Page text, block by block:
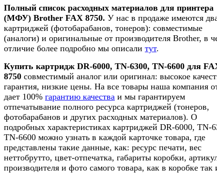
Полный список расходных материалов для принтера
(МФУ) Brother FAX 8750. У нас в продаже имеются
картриджей (фотобарабанов, тонеров): совместимые
(аналоги) и оригинальные от производителя Brother, в
отличие более подробно мы описали тут.
Купить картридж DR-6000, TN-6300, TN-6600 для
8750 совместимый аналог или оригинал: высокое
гарантия, низкие цены. На все товары наша компания
дает 100% гарантию качества и мы гарантируем
отпечатывание полного ресурса картриджей (тонеров,
фотобарабанов и других расходных материалов). О
подробных характеристиках картриджей DR-6000, TN-
TN-6600 можно узнать в каждой карточке товара, где
представлены такие данные, как: ресурс печати, вес
неттобрутто, цвет-отпечатка, габариты коробки,
производителя и фото самого товара, как в коробке так